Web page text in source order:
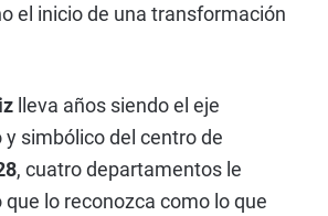
el inicio de una transformación
lleva años siendo el eje
simbólico del centro de
, cuatro departamentos le
lo reconozca como lo que